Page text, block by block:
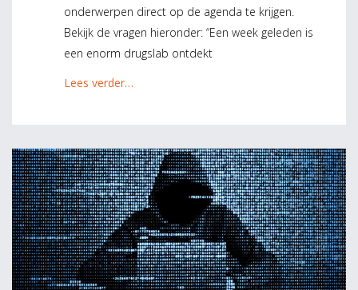
onderwerpen direct op de agenda te krijgen.
Bekijk de vragen hieronder: “Een week geleden is
een enorm drugslab ontdekt
Lees verder…